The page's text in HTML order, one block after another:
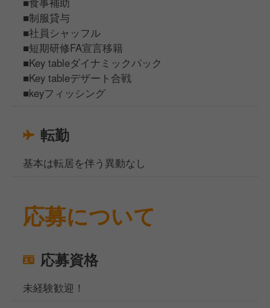
■制服貸与
■社員シャッフル
■短期研修FA宣言移籍
■Key tableダイナミックパック
■Key tableデザート合戦
■keyフィッシング
転勤
基本は転居を伴う異動なし
応募について
応募資格
未経験歓迎！